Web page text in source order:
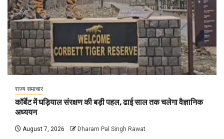
राज्य समाचार
कॉर्बेट में घड़ियाल संरक्षण की बड़ी पहल, ढाई साल तक चलेगा वैज्ञानिक
अध्ययन
August 7, 2026 Dharam Pal Singh Rawat